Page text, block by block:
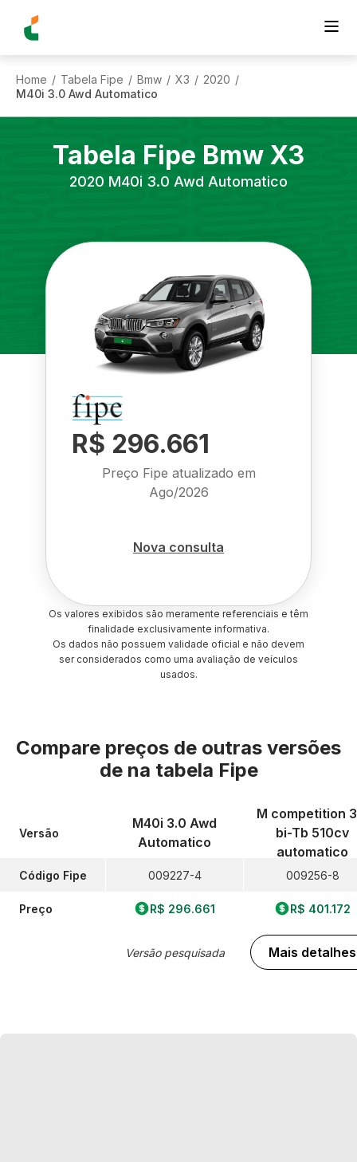
Home / Tabela Fipe / Bmw / X3 / 2020 /
M40i 3.0 Awd Automatico
Tabela Fipe Bmw X3
2020 M40i 3.0 Awd Automatico
R$ 296.661
Preço Fipe atualizado em
Ago/2026
Nova consulta
Os valores exibidos são meramente referenciais e têm
finalidade exclusivamente informativa.
Os dados não possuem validade oficial e não devem
ser considerados como uma avaliação de veículos
usados.
Compare preços de outras versões
de na tabela Fipe
Versão
Código Fipe
Preço
M40i 3.0 Awd
Automatico
009227-4
R$ 296.661
Versão pesquisada
M competition
bi-Tb 510cv
automatico
009256-8
R$ 401.172
Mais detalhes